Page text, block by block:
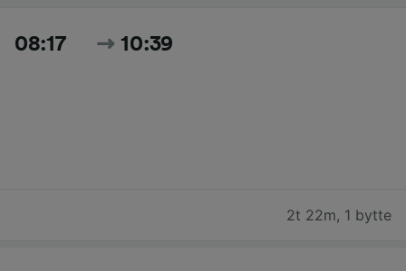
08:17 10:39
2t 22m, 1 bytte